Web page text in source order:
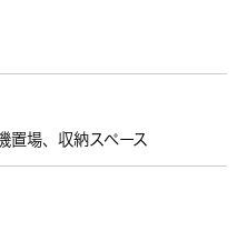
置場、 収納スペース